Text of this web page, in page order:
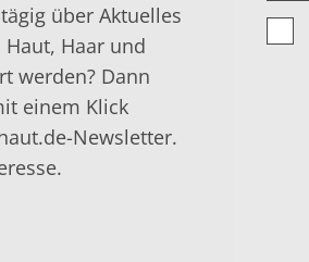
über Aktuelles
Haar und
werden? Dann
einem Klick
Newsletter.